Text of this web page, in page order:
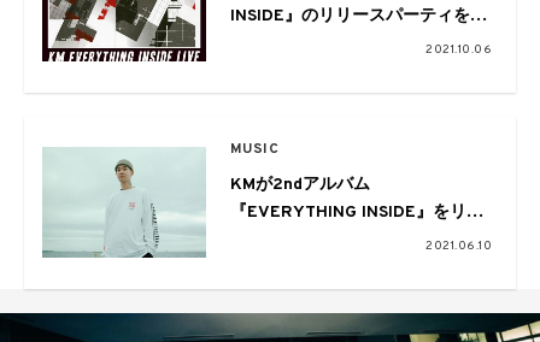
INSIDE』のリリースパーティを
2021.10.06
MUSIC
KMが2ndアルバム
『EVERYTHING INSIDE』をリリ
ース。Daichi Yamamoto、
Campanella、SPARTAら全14組
2021.06.10